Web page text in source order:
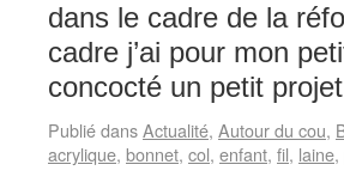
dans le cadre de la
cadre j’ai pour mon
concocté un petit
Publié dansActualité, Autour du cou,
acrylique, bonnet, col, enfant, fil, laine,